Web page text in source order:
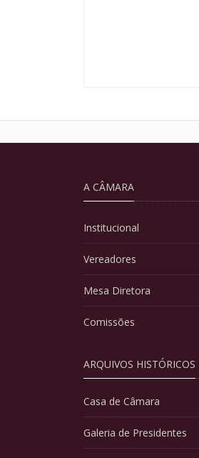
A CÂMARA
Institucional
Vereadores
Mesa Diretora
Comissões
ARQUIVOS HISTÓRICOS
Casa de Câmara
Galeria de Presidentes